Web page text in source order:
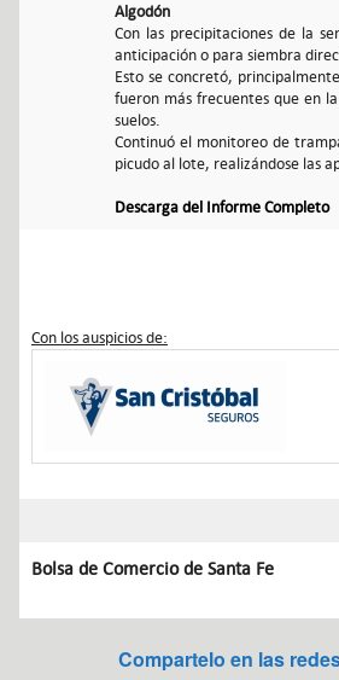
Algodón
Con las precipitaciones de la
anticipación o para siembra
Esto se concretó,
fueron más frecuentes que en
suelos.
Continuó el monitoreo de
picudo al lote, realizándose las
Descarga del Informe Completo
Con los auspicios de:
Bolsa de Comercio de Santa Fe
Compartelo en las